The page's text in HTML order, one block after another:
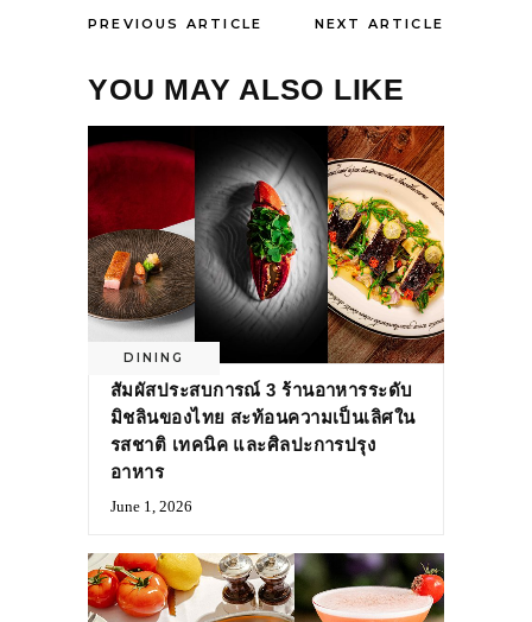
PREVIOUS ARTICLE NEXT ARTICLE
YOU MAY ALSO LIKE
DINING
สัมผัสประสบการณ์ 3 ร้านอาหารระดับ
มิชลินของไทย สะท้อนความเป็นเลิศใน
รสชาติ เทคนิค และศิลปะการปรุง
อาหาร
June 1, 2026